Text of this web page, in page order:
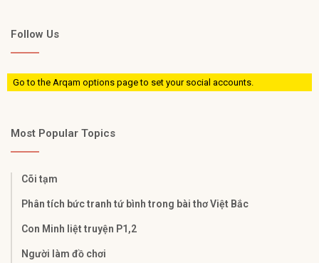
Follow Us
Go to the Arqam options page to set your social accounts.
Most Popular Topics
Cõi tạm
Phân tích bức tranh tứ bình trong bài thơ Việt Bắc
Con Minh liệt truyện P1,2
Người làm đồ chơi